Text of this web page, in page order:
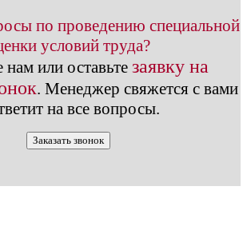
по проведению специальной
условий труда?
нам или оставьте заявку на
. Менеджер свяжется с вами
на все вопросы.
Заказать звонок